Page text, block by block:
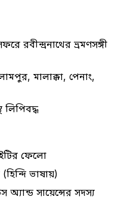
রবীন্দ্রনাথের ভ্রমণসঙ্গী
মালাক্কা, পেনাং,
লিপিবদ্ধ
ফেলো
ভাষায়)
সায়েন্সের সদস্য